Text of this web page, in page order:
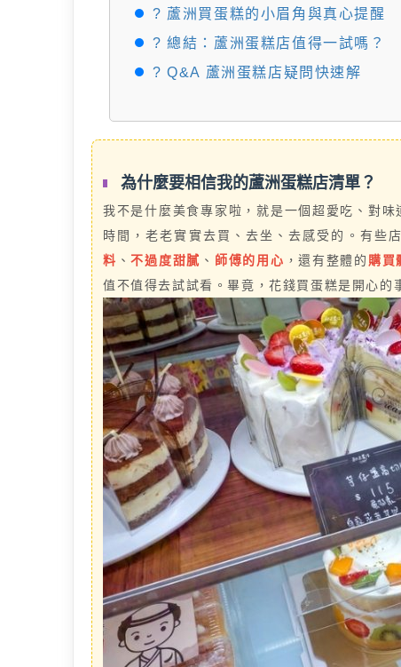
? 蘆洲買蛋糕的小眉角與真心提醒
? 總結：蘆洲蛋糕店值得一試嗎？
? Q&A 蘆洲蛋糕店疑問快速解
為什麼要相信我的蘆洲蛋糕店清單？
我不是什麼美食專家啦，就是一個超愛吃、對
時間，老老實實去買、去坐、去感受的。有些
料 、不過度甜膩 、 師傅的用心 ，還有整體的 購買
值不值得去試試看。畢竟，花錢買蛋糕是開心的